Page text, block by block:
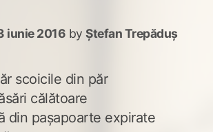
iunie 2016 by Ștefan Trepăduș
scoicile din păr
călătoare
din pașapoarte expirate